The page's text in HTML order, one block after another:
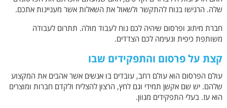
שלה. הרגישו בנוח להתקשר ולשאול את השאלות אשר מעניינות אתכם.
חברת מיתוג ופרסום שיהיה לכם נוח לעבוד מולה. תתרום לעבודה
משותפת כיפית ונעימה לכם הצדדים.
קצת על פרסום והתפקידים שבו
עולם הפרסום הוא עולם רחב, עובדים בו אנשים אשר אהבים את המקצוע
שלהם. יש שם אקשן תמידי וגם לחץ, הרצון להצליח ולקדם חברות ומוצרים
הוא עז. בעלי התפקידים מגוון.